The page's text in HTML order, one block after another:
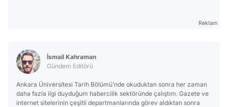
Reklam
İsmail Kahraman
Gündem Editörü
Ankara Üniversitesi Tarih Bölümü’nde okuduktan sonra her zaman
daha fazla ilgi duyduğum habercilik sektöründe çalıştım. Gazete ve
internet sitelerinin çeşitli departmanlarında görev aldıktan sonra